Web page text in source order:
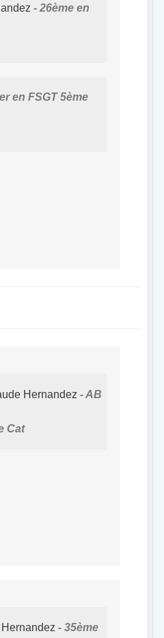
26ème en
en FSGT 5ème
Hernandez AB
Cat
35ème